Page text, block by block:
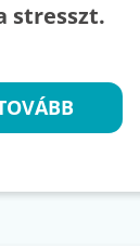
stresszt.